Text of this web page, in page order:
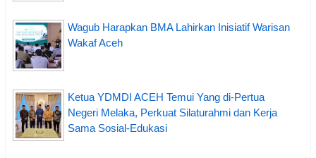
Wagub Harapkan BMA Lahirkan Inisiatif Warisan
Wakaf Aceh
Ketua YDMDI ACEH Temui Yang di-Pertua
Negeri Melaka, Perkuat Silaturahmi dan Kerja
Sama Sosial-Edukasi